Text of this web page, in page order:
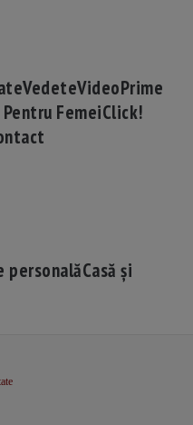
VedeteVideoPrime
FemeiClick!
personalăCasă și